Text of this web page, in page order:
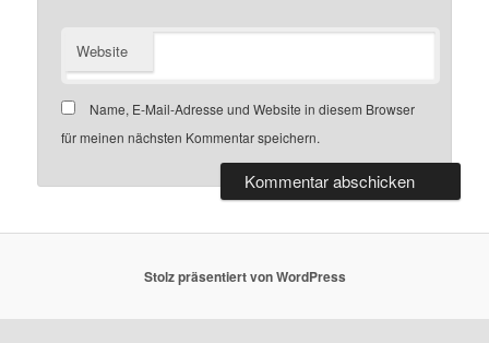
Website
Name, E-Mail-Adresse und Website in diesem Browser
für meinen nächsten Kommentar speichern.
Stolz präsentiert von WordPress